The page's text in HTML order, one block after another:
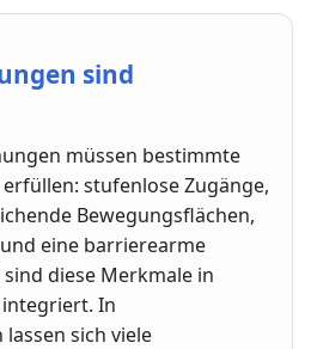
sind
müssen bestimmte
stufenlose Zugänge,
Bewegungsflächen,
eine barrierearme
diese Merkmale in
In
sich viele